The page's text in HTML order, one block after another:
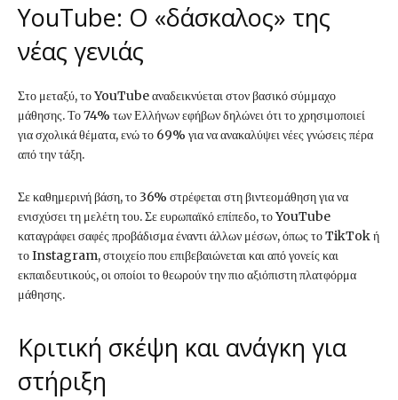
YouTube: Ο «δάσκαλος» της
νέας γενιάς
Στο μεταξύ, το YouTube αναδεικνύεται στον βασικό σύμμαχο
μάθησης. Το 74% των Ελλήνων εφήβων δηλώνει ότι το χρησιμοποιεί
για σχολικά θέματα, ενώ το 69% για να ανακαλύψει νέες γνώσεις πέρα
από την τάξη.
Σε καθημερινή βάση, το 36% στρέφεται στη βιντεομάθηση για να
ενισχύσει τη μελέτη του. Σε ευρωπαϊκό επίπεδο, το YouTube
καταγράφει σαφές προβάδισμα έναντι άλλων μέσων, όπως το TikTok ή
το Instagram, στοιχείο που επιβεβαιώνεται και από γονείς και
εκπαιδευτικούς, οι οποίοι το θεωρούν την πιο αξιόπιστη πλατφόρμα
μάθησης.
Κριτική σκέψη και ανάγκη για
στήριξη